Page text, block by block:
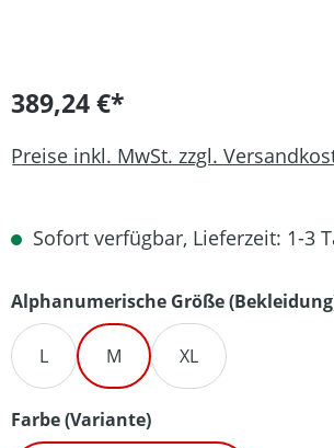
389,24 €*
Preise inkl. MwSt. zzgl.
Sofort verfügbar, Lieferzeit: 1-3
Alphanumerische Größe
L M XL
Farbe (Variante)auswählen